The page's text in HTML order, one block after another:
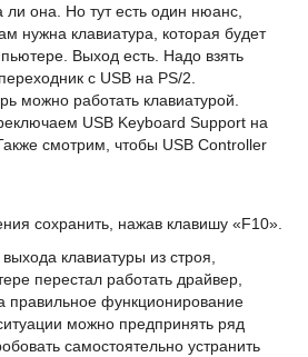
ли она. Но тут есть один нюанс,
нужна клавиатура, которая будет
Выход есть. Надо взять
с USB на PS/2.
можно работать клавиатурой.
USB Keyboard Support на
смотрим, чтобы USB Controller
сохранить, нажав клавишу «F10».
клавиатуры из строя,
перестал работать драйвер,
правильное функционирование
можно предпринять ряд
самостоятельно устранить